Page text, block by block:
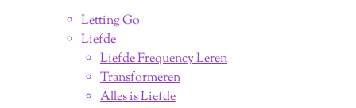
Letting Go
Liefde
Liefde Frequency Leren
Transformeren
Alles is Liefde